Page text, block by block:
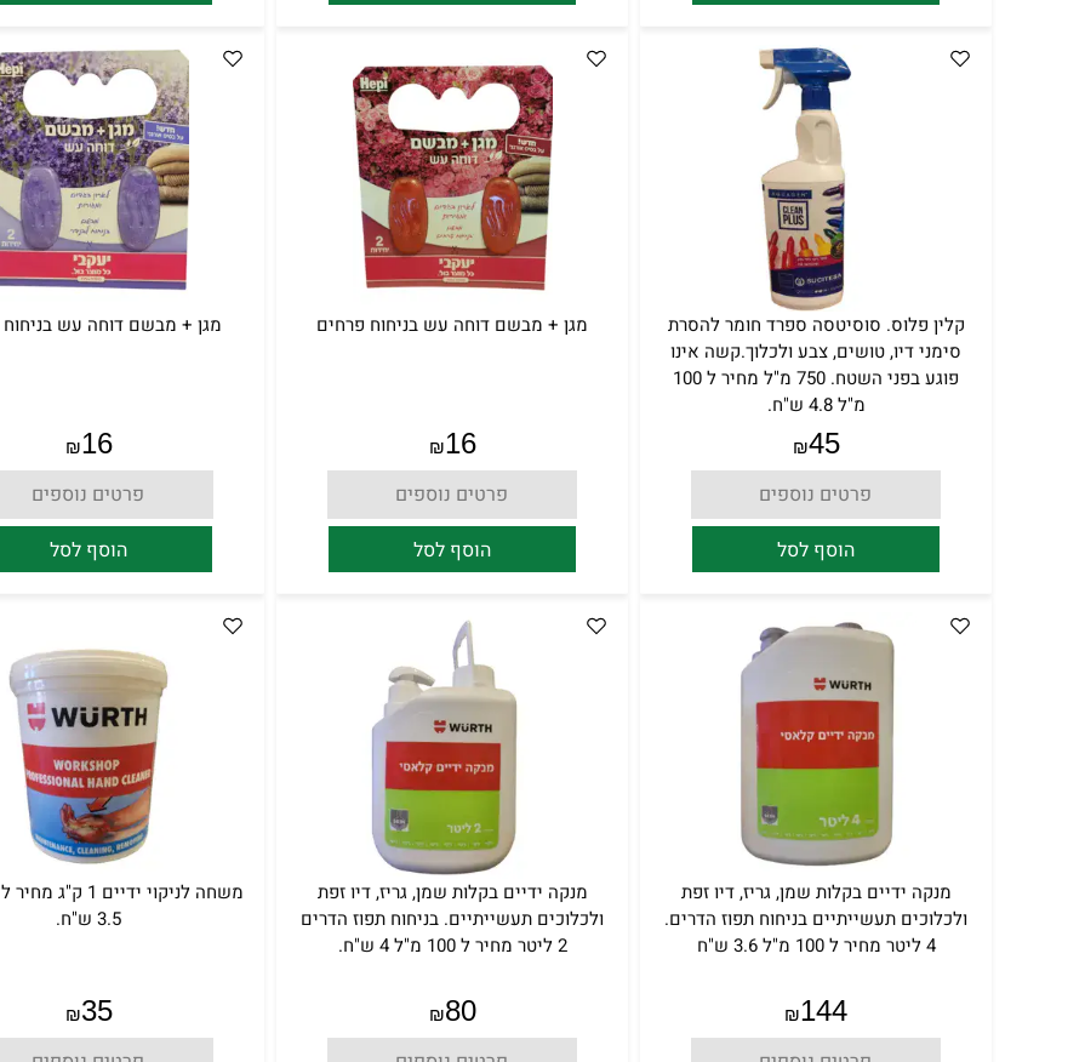
קלין פלוס. סוסיטסה ספרד חומר להסרת
סימני דיו, טושים, צבע ולכלוך.קשה אינו
פוגע בפני השטח. 750 מ"ל מחיר ל 100
מ"ל 4.8 ש"ח.
₪45
פרטים נוספים
הוסף לסל
מגן + מבשם דוחה עש בניחוח פרחים
₪16
פרטים נוספים
הוסף לסל
מגן + מבשם דוחה עש בניחוח
₪16
פרטים נוספים
הוסף לסל
מנקה ידיים בקלות שמן, גריז, דיו זפת
ולכלוכים תעשייתיים בניחוח תפוז הדרים.
4 ליטר מחיר ל 100 מ"ל 3.6 ש"ח
₪144
מנקה ידיים בקלות שמן, גריז, דיו זפת
ולכלוכים תעשייתיים. בניחוח תפוז הדרים
2 ליטר מחיר ל 100 מ"ל 4 ש"ח.
₪80
3.5 ש"ח.
₪35